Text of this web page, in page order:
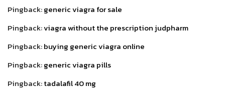
Pingback:generic viagra for sale
Pingback:viagra without the prescription judpharm
Pingback:buying generic viagra online
Pingback:generic viagra pills
Pingback:tadalafil 40 mg